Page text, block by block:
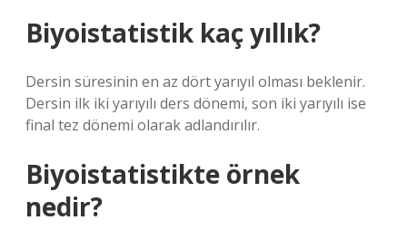
Biyoistatistik kaç yıllık?
Dersin süresinin en az dört yarıyıl olması beklenir.
Dersin ilk iki yarıyılı ders dönemi, son iki yarıyılı ise
final tez dönemi olarak adlandırılır.
Biyoistatistikte örnek
nedir?